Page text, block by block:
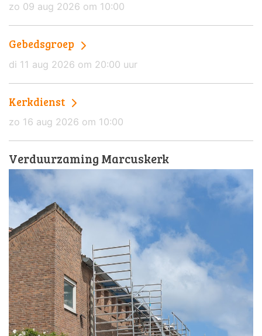
zo 09 aug 2026 om 10:00
Gebedsgroep
di 11 aug 2026 om 20:00 uur
Kerkdienst
zo 16 aug 2026 om 10:00
Verduurzaming Marcuskerk